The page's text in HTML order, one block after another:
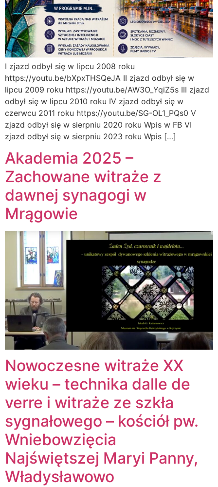
I zjazd odbył się w lipcu 2008 roku
https://youtu.be/bXpxTHSQeJA II zjazd odbył się w
lipcu 2009 roku https://youtu.be/AW3O_YqiZ5s III zjazd
odbył się w lipcu 2010 roku IV zjazd odbył się w
czerwcu 2011 roku https://youtu.be/SG-OL1_PQs0 V
zjazd odbył się w sierpniu 2020 roku Wpis w FB VI
zjazd odbył się w sierpniu 2023 roku Wpis […]
Akademia 2025 –
Zachowane witraże z
dawnej synagogi w
Mrągowie
Nowoczesne witraże XX
wieku – technika dalle de
verre i witraże ze szkła
sygnałowego – kościół pw.
Wniebowzięcia
Najświętszej Maryi Panny,
Władysławowo